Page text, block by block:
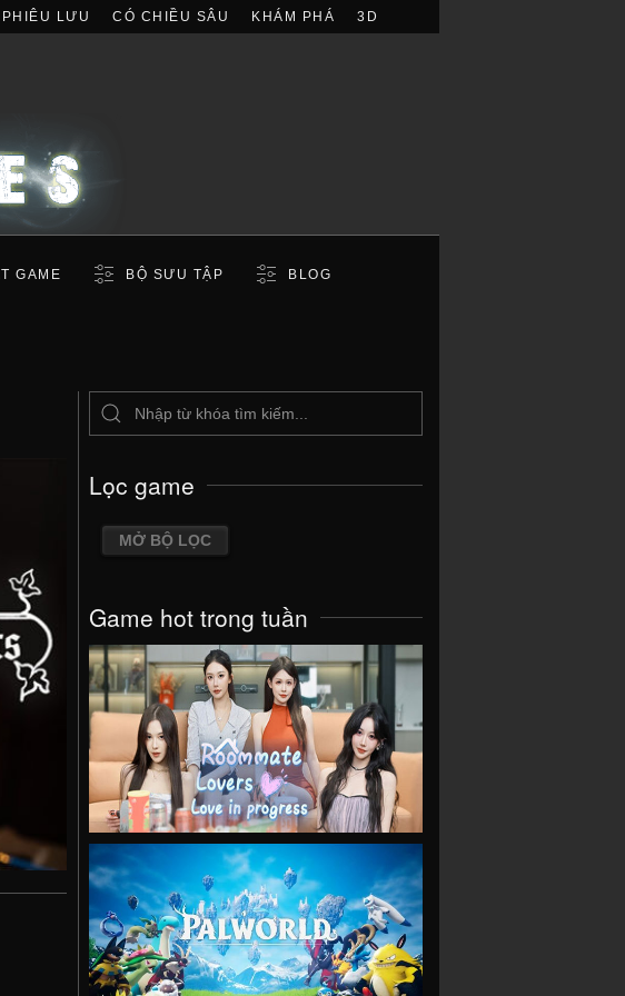
PHIÊU LƯU CÓ CHIỀU SÂU KHÁM PHÁ 3D
GAME BỘ SƯU TẬP BLOG
Lọc game
MỞ BỘ LỌC
Game hot trong tuần
VIEW
VIEW